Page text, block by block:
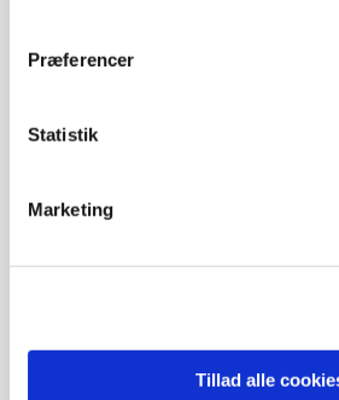
Præferencer
Statistik
Marketing
Tillad alle
Teleskoperne giver os ikke bare
også give os viden om bl.a. big
udvidelse, samt om stjerners
hvordan det er nøglen til at forstå